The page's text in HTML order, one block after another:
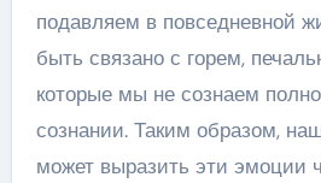
подавляем в повседневной
быть связано с горем,
которые мы не сознаем
сознании. Таким образом,
может выразить эти эмоции